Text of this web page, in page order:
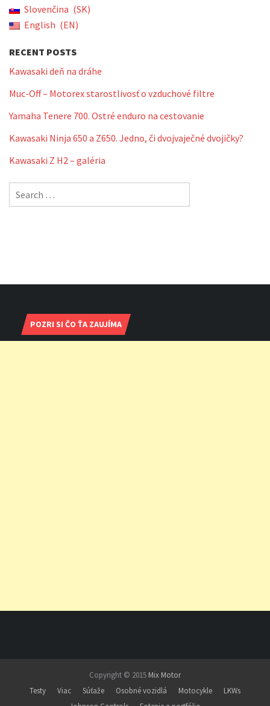
Slovenčina
SK
English
EN
RECENT POSTS
Kawasaki deň na dráhe
Muc-Off – Motorex starostlivosť o vzduchové filtre
Yamaha Tenere 700. Ostré enduro na cestovanie
Kawasaki Ninja 650 a Z650. Jedno, či dvojvaječné dvojičky?
Kawasaki Z H2 – galéria
Search
for:
POZRI SI ČO ŤA ZAUJÍMA
Copyright © 2015 Mix Motor
Testy
Viac Súťaže Osobné vozidlá Motocykle
LKWs